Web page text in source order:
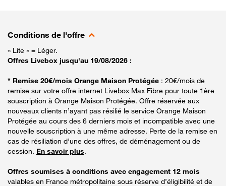
Conditions de l'offre
« Lite » = Léger.
Offres Livebox jusqu'au 19/08/2026 :
* Remise 20€/mois Orange Maison Protégée : 20€/mois de
remise sur votre offre internet Livebox Max Fibre pour toute 1ère
souscription à Orange Maison Protégée. Offre réservée aux
nouveaux clients n’ayant pas résilié le service Orange Maison
Protégée au cours des 6 derniers mois et incompatible avec une
nouvelle souscription à une même adresse. Perte de la remise en
cas de résiliation d’une des offres, de déménagement ou de
cession. En savoir plus.
Offres soumises à conditions avec engagement 12 mois
valables en France métropolitaine sous réserve d’éligibilité et de